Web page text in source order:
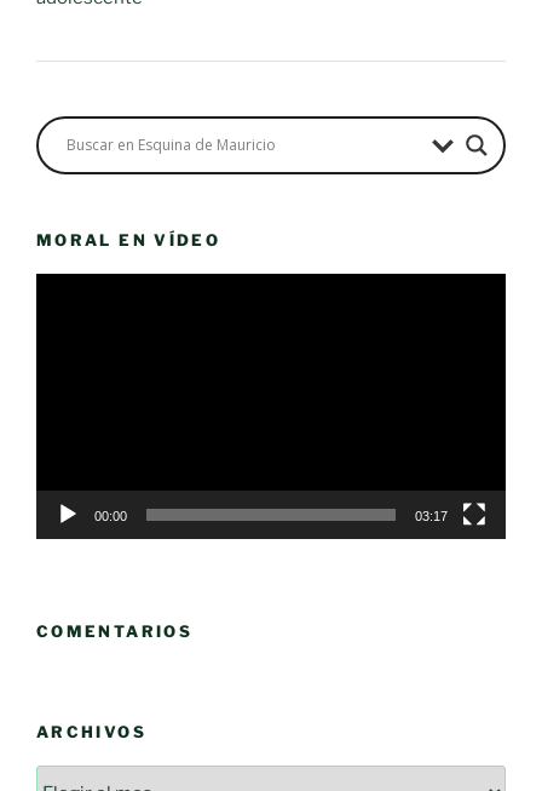
MORAL EN VÍDEO
00:00 03:17
COMENTARIOS
ARCHIVOS